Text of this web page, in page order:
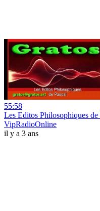
55:58
Les Editos Philosophiques
VipRadioOnline
il y a 3 ans